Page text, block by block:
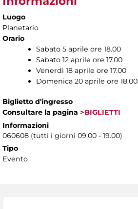
Luogo
Planetario
Orario
Sabato 5 aprile ore 18.00
Sabato 12 aprile ore 17.00
Venerdì 18 aprile ore 17.00
Domenica 20 aprile ore 18.00
Biglietto d'ingresso
Consultare la pagina >BIGLIETTI
Informazioni
060608 (tutti i giorni 09.00 - 19.00)
Tipo
Evento